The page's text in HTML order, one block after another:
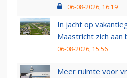
06-08-2026, 16:19
In jacht op
Maastricht zich aan
06-08-2026, 15:56
Meer ruimte voor